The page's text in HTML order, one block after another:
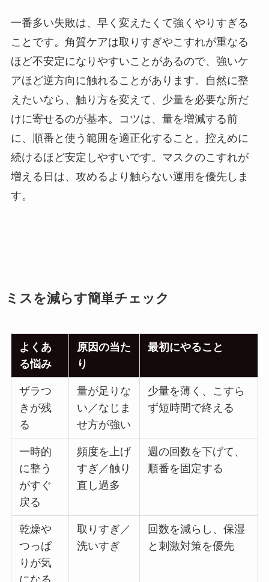
一番多い失敗は、早く変えたくて強くやりすぎる
ことです。角質ケアは取りすぎやこすれが重なる
ほど不安定になりやすいことがあるので、強いケ
アほど逆方向に触れることがあります。自然に整
えたいなら、触り方を変えて、少量を必要な所だ
けに寄せるのが基本。コツは、量を増減する前
に、順番と使う範囲を適正化すること。控えめに
続けるほど安定しやすいです。マスクのこすれが
増える日は、攻めるより触らない運用を優先しま
す。
ミスを減らす簡単チェック
よくあ
る悩み
原因の当た
り
最初にやること
ザラつ
きが残
る
量が足りな
い／なじま
せ方が強い
少量を薄く、こすら
ず短時間で終える
一時的
に整う
がすぐ
戻る
頻度を上げ
すぎ／触り
直し過多
週の回数を下げて、
順番を固定する
乾燥や
つっぱ
りが気
になる
取りすぎ／
洗いすぎ
回数を減らし、保湿
と刺激対策を優先